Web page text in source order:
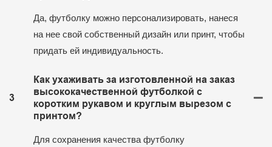
Да, футболку можно персонализировать, нанеся
на нее свой собственный дизайн или принт, чтобы
придать ей индивидуальность.
3
Как ухаживать за изготовленной на заказ
высококачественной футболкой с
коротким рукавом и круглым вырезом с
принтом?
Для сохранения качества футболку